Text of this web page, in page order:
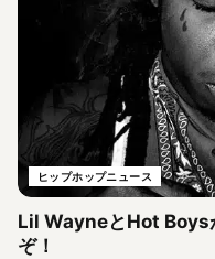
ヒップホップニュース
Lil WayneとHot Boys
ぞ！